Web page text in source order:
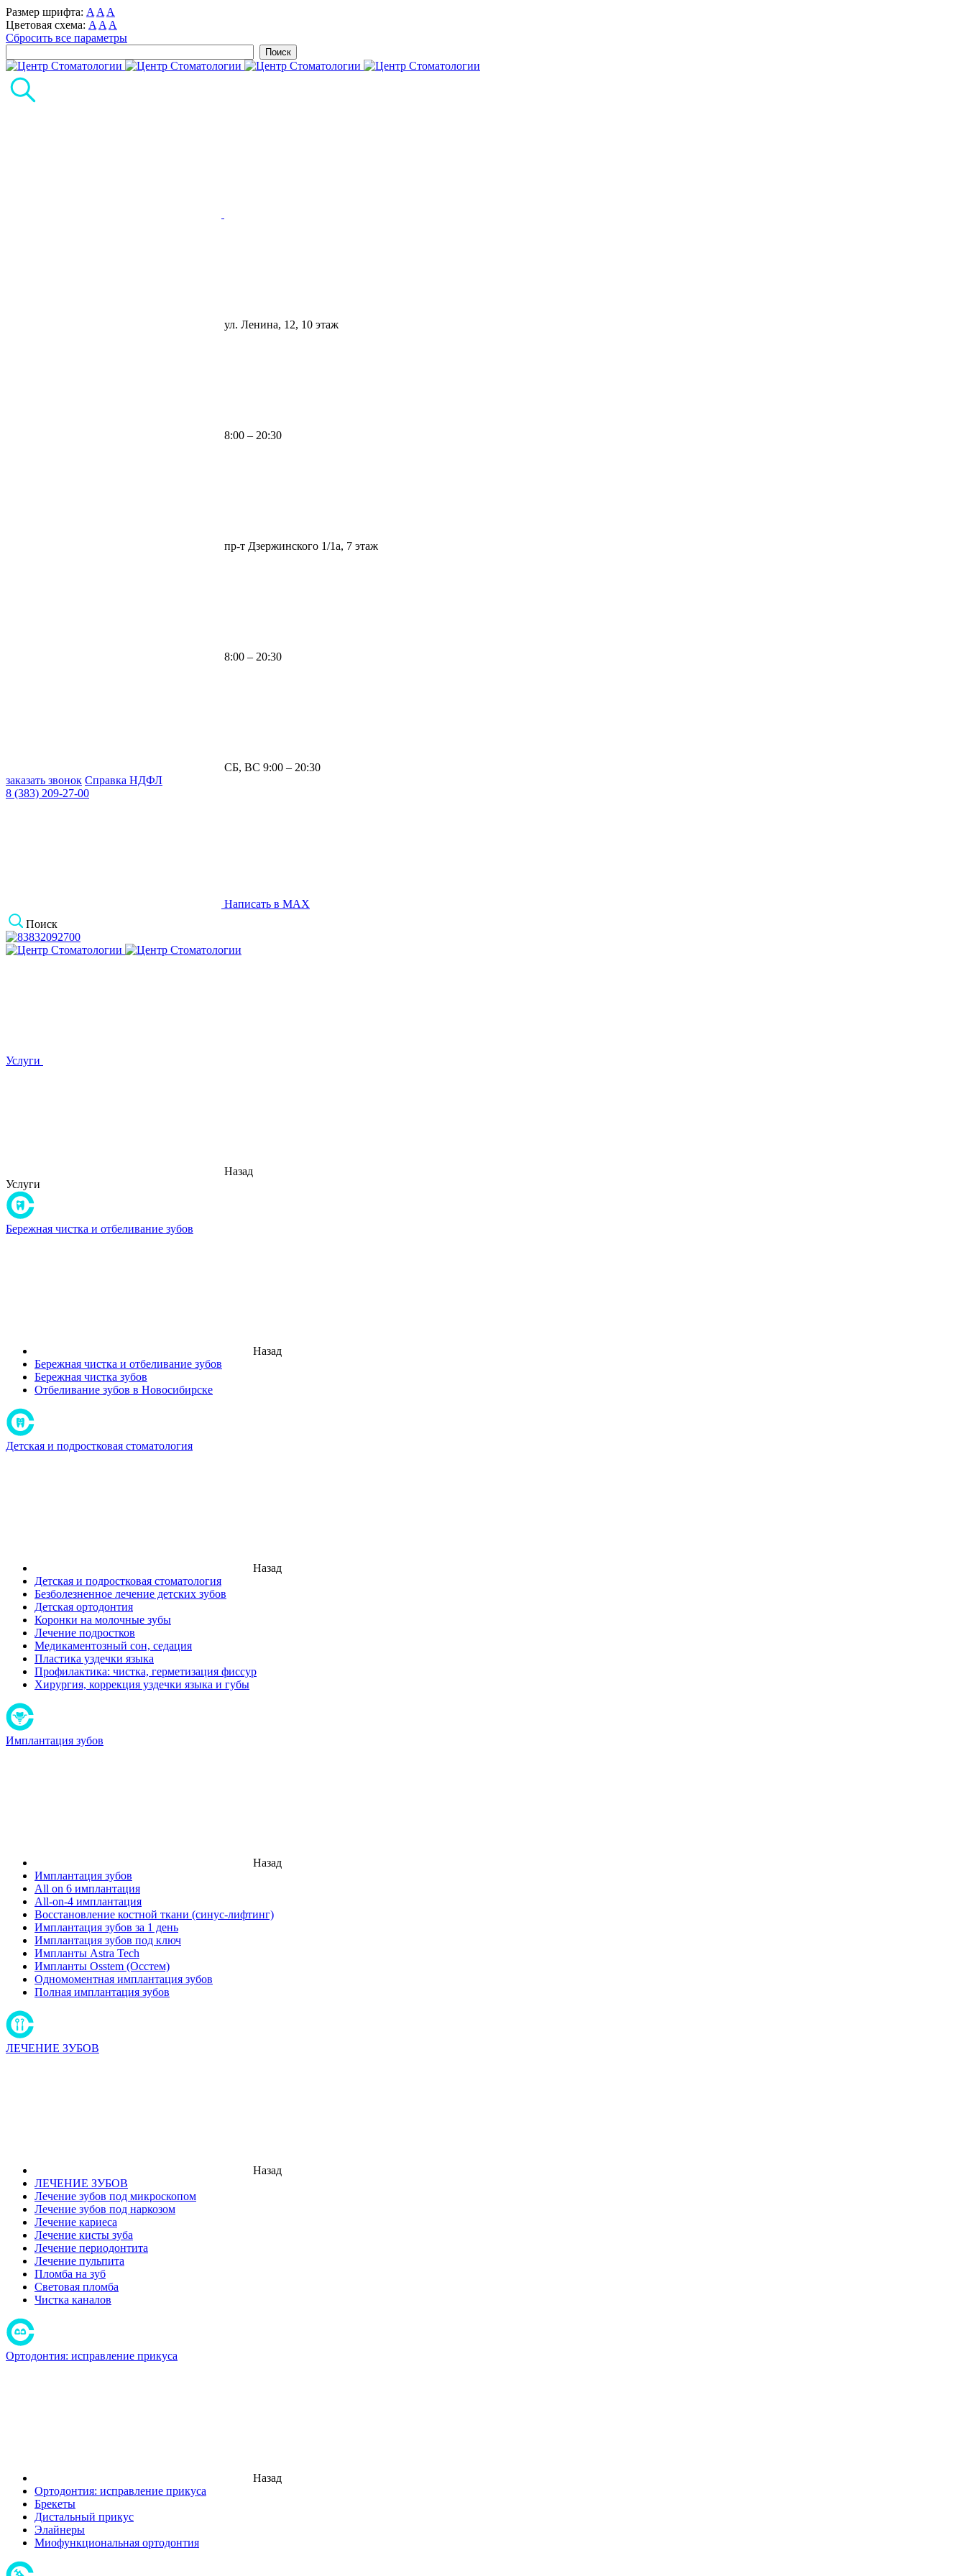
Размер шрифта: A A A
Цветовая схема: A A A
Сбросить все параметры
ул. Ленина, 12, 10 этаж
8:00 – 20:30
пр-т Дзержинского 1/1а, 7 этаж
8:00 – 20:30
СБ, ВС 9:00 – 20:30
заказать звонок Справка НДФЛ
8 (383) 209-27-00
Написать в MAX
Поиск
Услуги
Назад
Услуги
Бережная чистка и отбеливание зубов
Назад
Бережная чистка и отбеливание зубов
Бережная чистка зубов
Отбеливание зубов в Новосибирске
Детская и подростковая стоматология
Назад
Детская и подростковая стоматология
Безболезненное лечение детских зубов
Детская ортодонтия
Коронки на молочные зубы
Лечение подростков
Медикаментозный сон, седация
Пластика уздечки языка
Профилактика: чистка, герметизация фиссур
Хирургия, коррекция уздечки языка и губы
Имплантация зубов
Назад
Имплантация зубов
All on 6 имплантация
All-on-4 имплантация
Восстановление костной ткани (синус-лифтинг)
Имплантация зубов за 1 день
Имплантация зубов под ключ
Импланты Astra Tech
Импланты Osstem (Осстем)
Одномоментная имплантация зубов
Полная имплантация зубов
ЛЕЧЕНИЕ ЗУБОВ
Назад
ЛЕЧЕНИЕ ЗУБОВ
Лечение зубов под микроскопом
Лечение зубов под наркозом
Лечение кариеса
Лечение кисты зуба
Лечение периодонтита
Лечение пульпита
Пломба на зуб
Световая пломба
Чистка каналов
Ортодонтия: исправление прикуса
Назад
Ортодонтия: исправление прикуса
Брекеты
Дистальный прикус
Элайнеры
Миофункциональная ортодонтия